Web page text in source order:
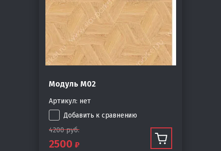
Модуль М02
Артикул: нет
Добавить к сравнению
4200руб.
2500